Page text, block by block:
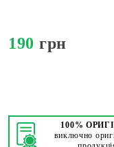
190 грн
100%
виключно